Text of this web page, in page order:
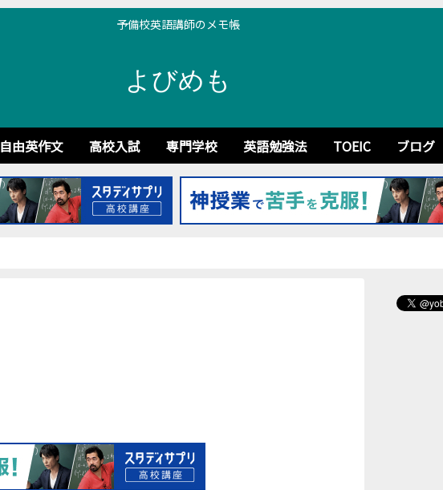
予備校英語講師のメモ帳
よびめも
自由英作文 高校入試 専門学校 英語勉強法 TOEIC ブログ